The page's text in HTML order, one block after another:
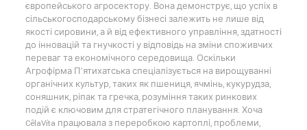
європейського агросектору. Вона демонструє, що успіх в
сільськогосподарському бізнесі залежить не лише від
якості сировини, а й від ефективного управління, здатності
до інновацій та гнучкості у відповідь на зміни споживчих
переваг та економічного середовища. Оскільки
Агрофірма П’ятихатська спеціалізується на вирощуванні
органічних культур, таких як пшениця, ячмінь, кукурудза,
соняшник, ріпак та гречка, розуміння таких ринкових
подій є ключовим для стратегічного планування. Хоча
CêlaVíta працювала з переробкою картоплі, проблеми,